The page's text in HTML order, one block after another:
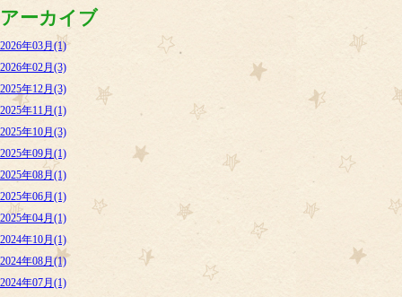
アーカイブ
2026年03月(1)
2026年02月(3)
2025年12月(3)
2025年11月(1)
2025年10月(3)
2025年09月(1)
2025年08月(1)
2025年06月(1)
2025年04月(1)
2024年10月(1)
2024年08月(1)
2024年07月(1)